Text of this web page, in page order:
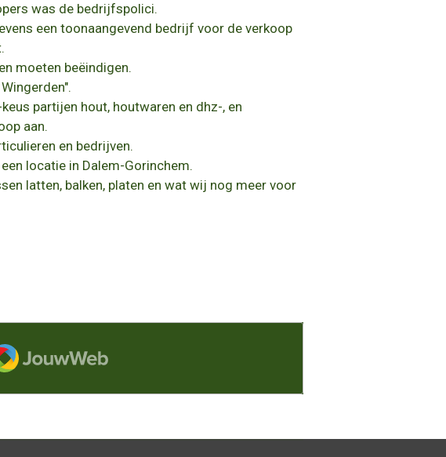
was de bedrijfspolici.
een toonaangevend bedrijf voor de verkoop
moeten beëindigen.
partijen hout, houtwaren en dhz-, en
aan.
en bedrijven.
locatie in Dalem-Gorinchem.
latten, balken, platen en wat wij nog meer voor